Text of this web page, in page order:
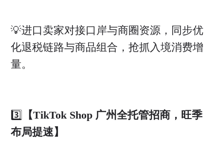
💡进口卖家对接口岸与商圈资源，同步优
化退税链路与商品组合，抢抓入境消费增
量。
3️⃣
【TikTok Shop 广州全托管招商，旺季
布局提速】